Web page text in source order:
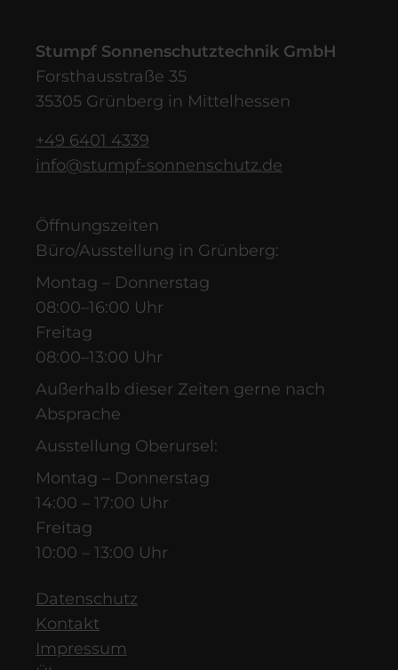
Stumpf Sonnenschutztechnik GmbH
Forsthausstraße 35
35305 Grünberg in Mittelhessen
+49 6401 4339
info@stumpf-sonnenschutz.de
Öffnungszeiten
Büro/Ausstellung in Grünberg:
Montag – Donnerstag
08:00–16:00 Uhr
Freitag
08:00–13:00 Uhr
Außerhalb dieser Zeiten gerne nach
Absprache
Ausstellung Oberursel:
Montag – Donnerstag
14:00 – 17:00 Uhr
Freitag
10:00 – 13:00 Uhr
Datenschutz
Kontakt
Impressum